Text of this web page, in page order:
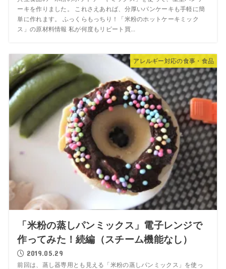
ーキを作りました。 これさえあれば、分厚いパンケーキも手軽に簡
単に作れます。 ふっくらもっちり！「米粉のホットケーキミック
ス」の原材料情報 私が何度もリピート買...
アレルギー対応の食事・食品
「米粉の蒸しパンミックス」電子レンジで
作ってみた！続編（スチーム機能なし）
2019.05.29
前回は、蒸し器専用とも見える「米粉の蒸しパンミックス」を使っ